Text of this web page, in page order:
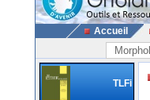
Accueil
TLFi